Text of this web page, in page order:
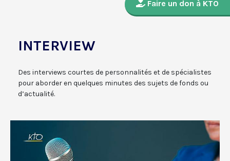
Faire un don à KTO
INTERVIEW
Des interviews courtes de personnalités et de spécialistes
pour aborder en quelques minutes des sujets de fonds ou
d’actualité.